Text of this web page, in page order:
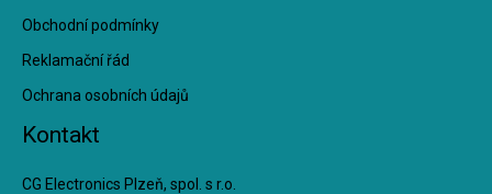
Obchodní podmínky
Reklamační řád
Ochrana osobních údajů
Kontakt
CG Electronics Plzeň, spol. s r.o.